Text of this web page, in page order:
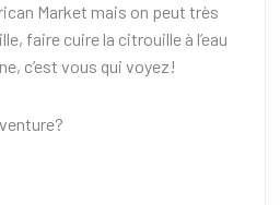
Market mais on peut très
faire cuire la citrouille à l’eau
c’est vous qui voyez!